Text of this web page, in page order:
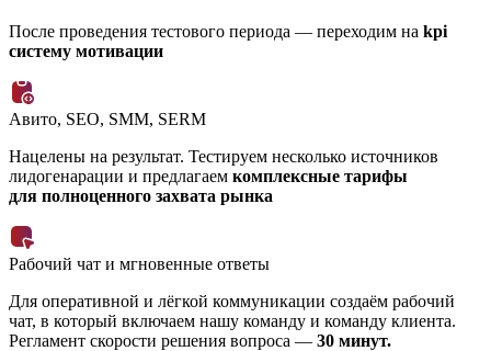
После проведения тестового периода — переходим на kpi
систему мотивации
Авито, SEO, SMM, SERM
Нацелены на результат. Тестируем несколько источников
лидогенарации и предлагаем комплексные тарифы
для полноценного захвата рынка
Рабочий чат и мгновенные ответы
Для оперативной и лёгкой коммуникации создаём рабочий
чат, в который включаем нашу команду и команду клиента.
Регламент скорости решения вопроса — 30 минут.